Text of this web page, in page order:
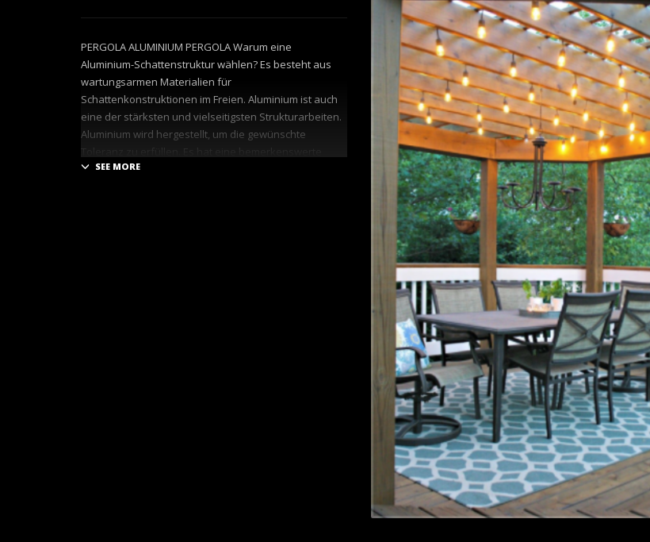
PERGOLA ALUMINIUM PERGOLA Warum eine
Aluminium-Schattenstruktur wählen? Es besteht aus
wartungsarmen Materialien für
Schattenkonstruktionen im Freien. Aluminium ist auch
eine der stärksten und vielseitigsten Strukturarbeiten.
Aluminium wird hergestellt, um die gewünschte
Festigkeit und wird für kommerzielle Projekte